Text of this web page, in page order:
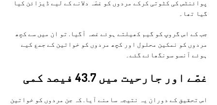
پوائنٹس کی کٹوتی کرکے مردوں کو غصّہ دلانے کے لیے ڈیزائن کیا
گیا تھا۔
جب کے اس گروپ کو گیم کھیلتے ہوئے غصہ آگیا. تو ان میں سے کچھ
مردوں کو نمکین محلول اور کچھ مردوں کو خواتین کے جمع کیے
ہوئے آنسو سونگھائے گئے۔
غصّے اور جارحیت میں 43.7 فیصد کمی
اس تحقیق کے دوران یہ نتیجہ سامنے آیا. کہ جن مردوں کو خواتین